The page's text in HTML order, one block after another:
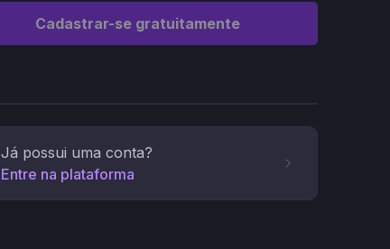
Cadastrar-se gratuitamente
Já possui uma conta?
Entre na plataforma